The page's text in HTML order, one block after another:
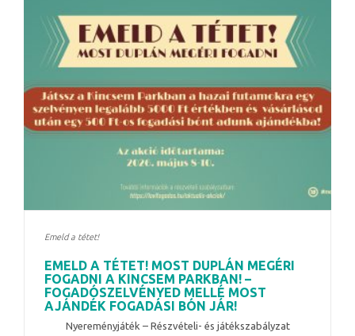
Emeld a tétet!
EMELD A TÉTET! MOST DUPLÁN MEGÉRI
FOGADNI A KINCSEM PARKBAN! –
FOGADÓSZELVÉNYED MELLÉ MOST
AJÁNDÉK FOGADÁSI BÓN JÁR!
Nyereményjáték – Részvételi- és játékszabályzat